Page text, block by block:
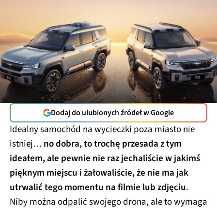
Dodaj do ulubionych źródeł w Google
Idealny samochód na wycieczki poza miasto nie
istniej… no dobra, to trochę przesada z tym
ideałem, ale pewnie nie raz jechaliście w jakimś
pięknym miejscu i żałowaliście, że nie ma jak
utrwalić tego momentu na filmie lub zdjęciu.
Niby można odpalić swojego drona, ale to wymaga